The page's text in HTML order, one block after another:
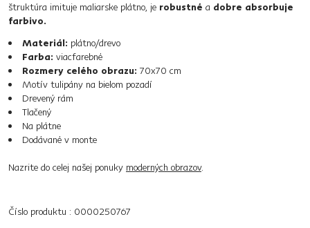
štruktúra imituje maliarske plátno, je robustné a dobre absorbuje
farbivo.
Materiál: plátno/drevo
Farba: viacfarebné
Rozmery celého obrazu: 70x70 cm
Motív tulipány na bielom pozadí
Drevený rám
Tlačený
Na plátne
Dodávané v monte
Nazrite do celej našej ponuky moderných obrazov.
Číslo produktu : 0000250767